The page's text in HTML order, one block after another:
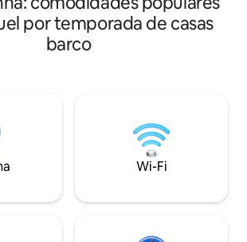
quente e
aquecimento, tudo
para alguns dias de
no local. O que
querer. Não consigo
que você precisa,
outro barco
experiência fora
energia solar
Cambridge e de
movimentado,
outro lado, ou até
os prados de
por temporada de casas
barco
Wi-Fi